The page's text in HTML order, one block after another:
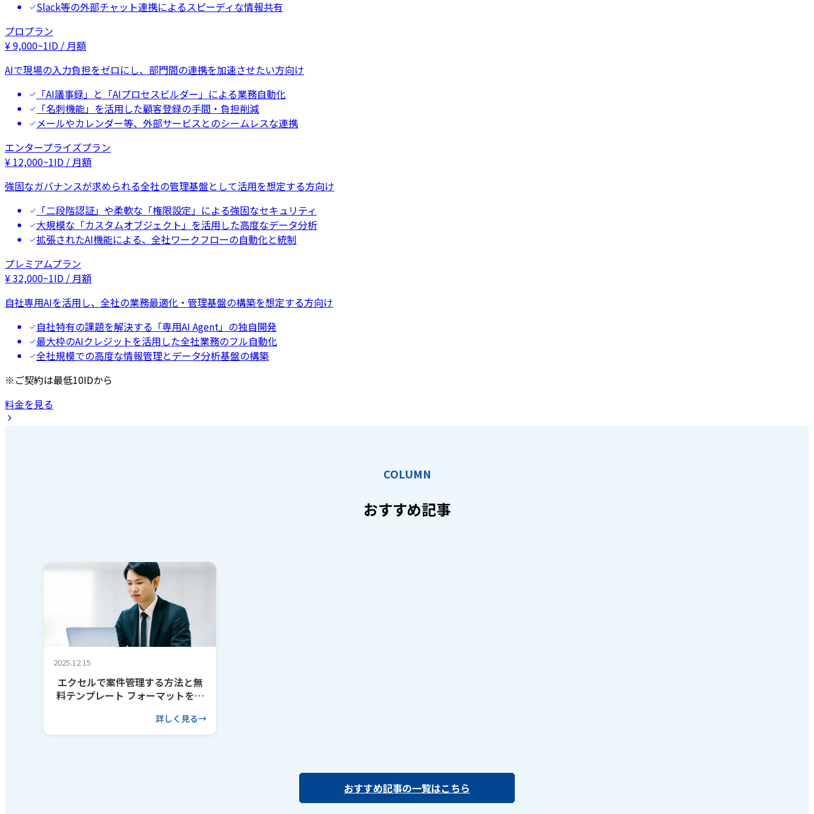
Slack等の外部チャット連携によるスピーディな情報共有
プロプラン
¥9,000~1ID / 月額
AIで現場の入力負担をゼロにし、部門間の連携を加速させたい方向け
「AI議事録」と「AIプロセスビルダー」による業務自動化
「名刺機能」を活用した顧客登録の手間・負担削減
メールやカレンダー等、外部サービスとのシームレスな連携
エンタープライズプラン
¥ 12,000~1ID / 月額
強固なガバナンスが求められる全社の管理基盤として活用を想定する方向け
「二段階認証」や柔軟な「権限設定」による強固なセキュリティ
大規模な「カスタムオブジェクト」を活用した高度なデータ分析
拡張されたAI機能による、全社ワークフローの自動化と統制
プレミアムプラン
¥32,000~1ID / 月額
自社専用AIを活用し、全社の業務最適化・管理基盤の構築を想定する方向け
自社特有の課題を解決する「専用AI Agent」の独自開発
最大枠のAIクレジットを活用した全社業務のフル自動化
全社規模での高度な情報管理とデータ分析基盤の構築
※ご契約は最低10IDから
料金を見る
COLUMN
おすすめ記事
2025.12.15
エクセルで案件管理する方法と無
料テンプレート フォーマットを作
詳しく見る
おすすめ記事の一覧はこちら